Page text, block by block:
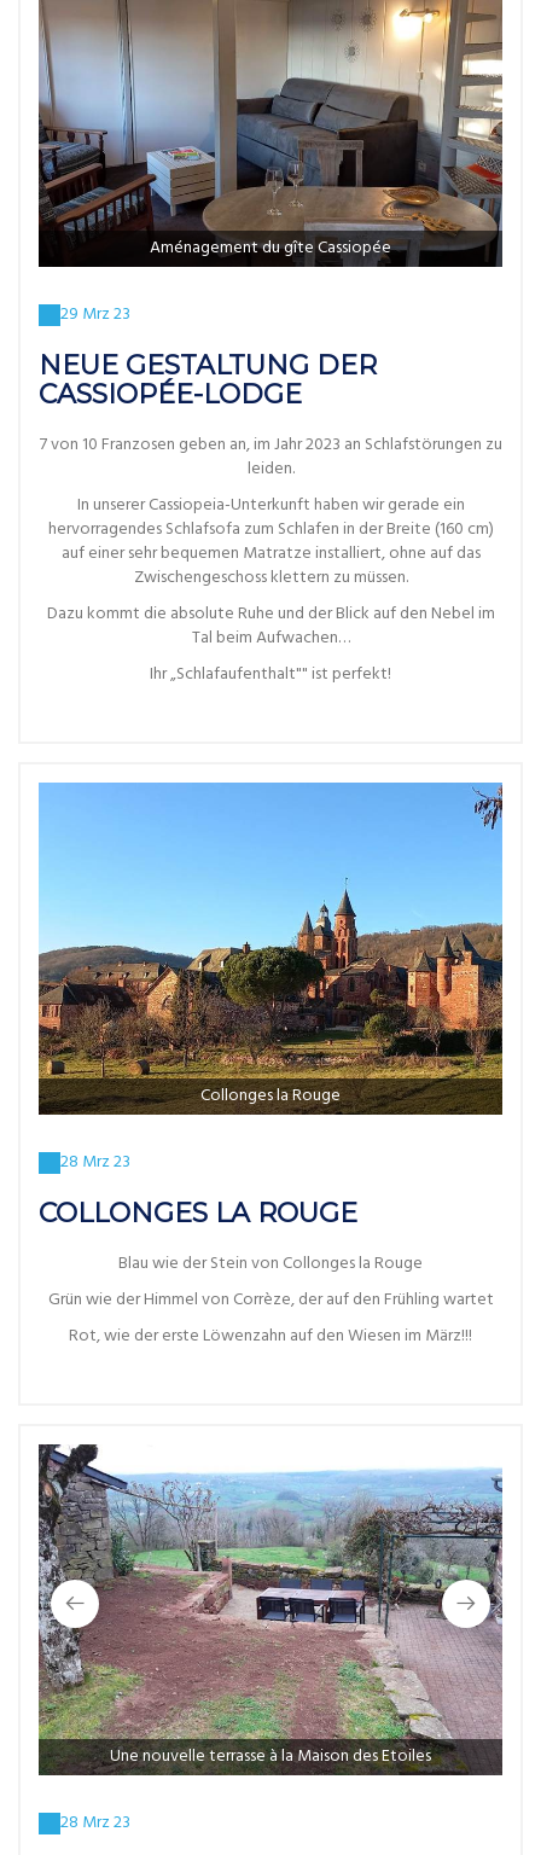
Aménagement du gîte Cassiopée
29 Mrz 23
NEUE GESTALTUNG DER
CASSIOPÉE-LODGE
7 von 10 Franzosen geben an, im Jahr 2023 an Schlafstörungen zu
leiden.
In unserer Cassiopeia-Unterkunft haben wir gerade ein
hervorragendes Schlafsofa zum Schlafen in der Breite (160 cm)
auf einer sehr bequemen Matratze installiert, ohne auf das
Zwischengeschoss klettern zu müssen.
Dazu kommt die absolute Ruhe und der Blick auf den Nebel im
Tal beim Aufwachen…
Ihr „Schlafaufenthalt"" ist perfekt!
Collonges la Rouge
28 Mrz 23
COLLONGES LA ROUGE
Blau wie der Stein von Collonges la Rouge
Grün wie der Himmel von Corrèze, der auf den Frühling wartet
Rot, wie der erste Löwenzahn auf den Wiesen im März!!!
Une nouvelle terrasse à la Maison des Etoiles
28 Mrz 23